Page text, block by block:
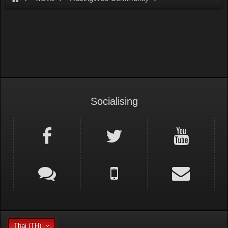
Socialising
Thai (TH)